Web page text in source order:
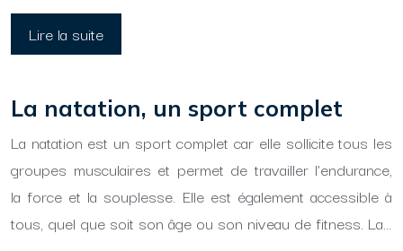
Lire la suite
La natation, un sport complet
La natation est un sport complet car elle sollicite tous les
groupes musculaires et permet de travailler l’endurance,
la force et la souplesse. Elle est également accessible à
tous, quel que soit son âge ou son niveau de fitness. La…